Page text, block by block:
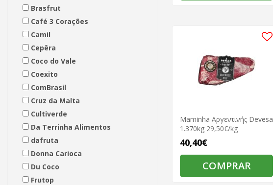
Brasfrut
Café 3 Corações
Camil
Cepêra
Coco do Vale
Coexito
ComBrasil
Cruz da Malta
Cultiverde
Da Terrinha Alimentos
dafruta
Donna Carioca
Du Coco
Frutop
Maminha Αργεντινής Devesa
1.370kg 29,50€/kg
40,40€
COMPRAR